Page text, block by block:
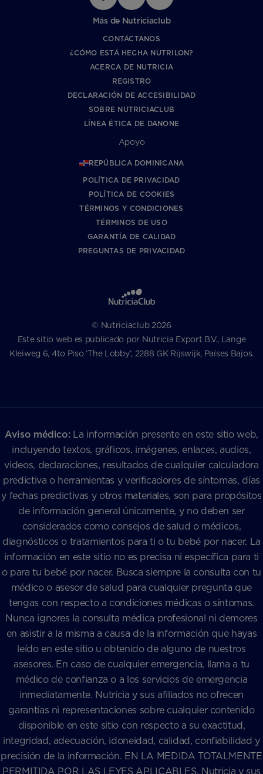
Más de Nutriciaclub
CONTÁCTANOS
¿CÓMO ESTÁ HECHA NUTRILON?
ACERCA DE NUTRICIA
REGISTRO
DECLARACIÓN DE ACCESIBILIDAD
SOBRE NUTRICIACLUB
LÍNEA ÉTICA DE DANONE
Apoyo
REPÚBLICA DOMINICANA
POLÍTICA DE PRIVACIDAD
POLÍTICA DE COOKIES
TÉRMINOS Y CONDICIONES
TÉRMINOS DE USO
GARANTÍA DE CALIDAD
PREGUNTAS DE PRIVACIDAD
© Nutriciaclub 2026
Este sitio web es publicado por Nutricia Export B.V., Lange
Kleiweg 6, 4to Piso ‘The Lobby’, 2288 GK Rijswijk, Países Bajos.
Aviso médico:La información presente en este sitio web,
incluyendo textos, gráficos, imágenes, enlaces, audios,
videos, declaraciones, resultados de cualquier calculadora
predictiva o herramientas y verificadores de síntomas, días
y fechas predictivas y otros materiales, son para propósitos
de información general únicamente, y no deben ser
considerados como consejos de salud o médicos,
diagnósticos o tratamientos para ti o tu bebé por nacer. La
información en este sitio no es precisa ni específica para ti
o para tu bebé por nacer. Busca siempre la consulta con tu
médico o asesor de salud para cualquier pregunta que
tengas con respecto a condiciones médicas o síntomas.
Nunca ignores la consulta médica profesional ni demores
en asistir a la misma a causa de la información que hayas
leído en este sitio u obtenido de alguno de nuestros
asesores. En caso de cualquier emergencia, llama a tu
médico de confianza o a los servicios de emergencia
inmediatamente. Nutricia y sus afiliados no ofrecen
garantías ni representaciones sobre cualquier contenido
disponible en este sitio con respecto a su exactitud,
integridad, adecuación, idoneidad, calidad, confiabilidad y
precisión de la información. EN LA MEDIDA TOTALMENTE
PERMITIDA POR LAS LEYES APLICABLES, Nutricia y sus